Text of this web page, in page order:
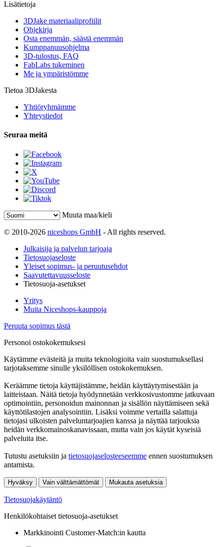
Lisätietoja
3DJake materiaaliprofiilit
Ohjekirja
Osta enemmän, säästä enemmän
Kumppanuusohjelma
3D-tulostus, FAQ
FabLabs tukeminen
Me ja ympäristömme
Tietoa 3DJakesta
Yhtiöryhmämme
Yhteystiedot
Seuraa meitä
Muuta maa/kieli
© 2010-2026 niceshops GmbH - All rights reserved.
Julkaisija ja palvelun tarjoaja
Tietosuojaseloste
Yleiset sopimus- ja peruutusehdot
Saavutettavuusseloste
Tietosuoja-asetukset
Yritys
Muita Niceshops-kauppoja
Peruuta sopimus tästä
Personoi ostokokemuksesi
Käytämme evästeitä ja muita teknologioita vain suostumuksellasi
tarjotaksemme sinulle yksilöllisen ostokokemuksen.
Keräämme tietoja käyttäjistämme, heidän käyttäytymisestään ja
laitteistaan. Näitä tietoja hyödynnetään verkkosivustomme jatkuvaan
optimointiin, personoidun mainonnan ja sisällön näyttämiseen sekä
käyttötilastojen analysointiin. Lisäksi voimme vertailla salattuja
tietojasi ulkoisten palveluntarjoajien kanssa ja näyttää tarjouksia
heidän verkkomainoskanavissaan, mutta vain jos käytät kyseisiä
palveluita itse.
Tutustu asetuksiin ja tietosuojaselosteeseemme ennen suostumuksen
antamista.
Hyväksy Vain välttämättömät Mukauta asetuksia
Tietosuojakäytäntö
Henkilökohtaiset tietosuoja-asetukset
Markkinointi Customer-Match:in kautta